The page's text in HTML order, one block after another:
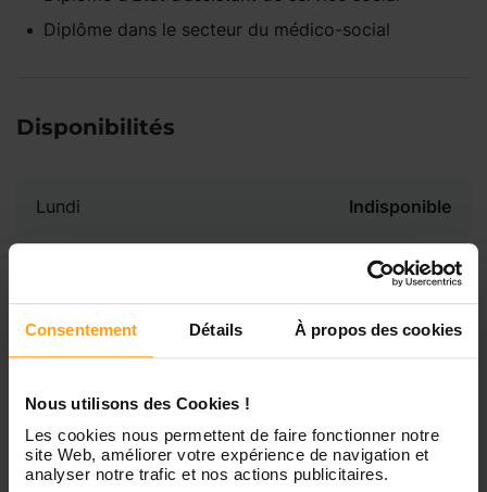
Consentement Détails À propos des cookies
Nous utilisons des Cookies !
Les cookies nous permettent de faire fonctionner notre
site Web, améliorer votre expérience de navigation et
analyser notre trafic et nos actions publicitaires.
Diplôme dans le secteur du médico-social
Disponibilités
Lundi Indisponible
Disponible de 00:00 à 00:00
Disponible de 00:00 à 00:30
Jeudi Disponible de 00:00 à 00:00
Vendredi Disponible de 00:00 à 00:00
Vous souhaitez connaître les
Contactez-nous